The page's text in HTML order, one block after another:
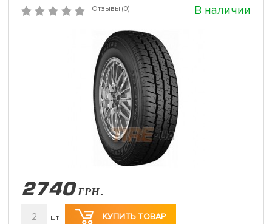
Отзывы (0) В наличии
2740 ГРН.
2 шт КУПИТЬ ТОВАР